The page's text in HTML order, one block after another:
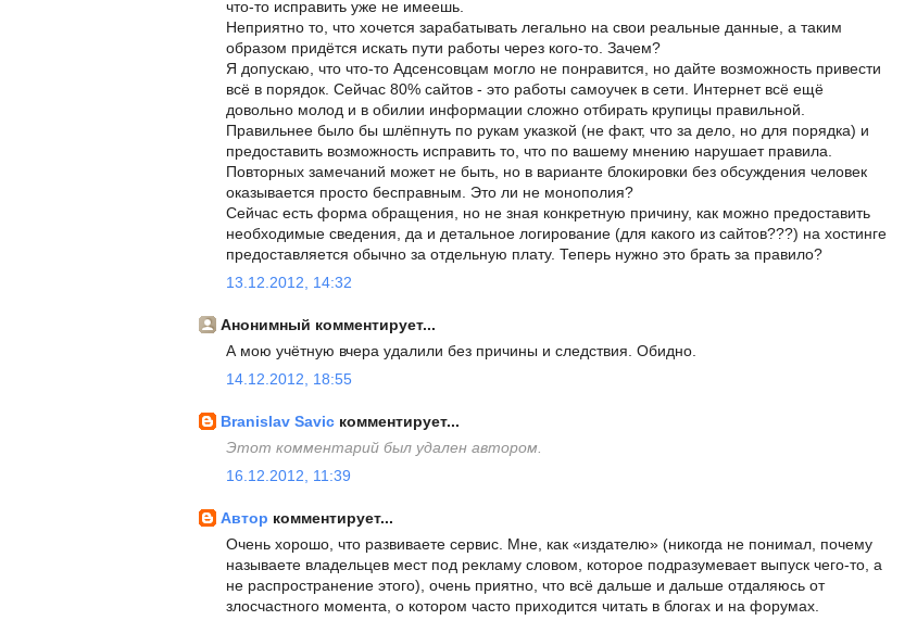
что-то исправить уже не имеешь.
Неприятно то, что хочется зарабатывать легально на свои реальные данные, а таким
образом придётся искать пути работы через кого-то. Зачем?
Я допускаю, что что-то Адсенсовцам могло не понравится, но дайте возможность привести
всё в порядок. Сейчас 80% сайтов - это работы самоучек в сети. Интернет всё ещё
довольно молод и в обилии информации сложно отбирать крупицы правильной.
Правильнее было бы шлёпнуть по рукам указкой (не факт, что за дело, но для порядка) и
предоставить возможность исправить то, что по вашему мнению нарушает правила.
Повторных замечаний может не быть, но в варианте блокировки без обсуждения человек
оказывается просто бесправным. Это ли не монополия?
Сейчас есть форма обращения, но не зная конкретную причину, как можно предоставить
необходимые сведения, да и детальное логирование (для какого из сайтов???) на хостинге
предоставляется обычно за отдельную плату. Теперь нужно это брать за правило?
13.12.2012, 14:32
Анонимный комментирует...
А мою учётную вчера удалили без причины и следствия. Обидно.
14.12.2012, 18:55
Branislav Savic комментирует...
Этот комментарий был удален автором.
16.12.2012, 11:39
Автор комментирует...
Очень хорошо, что развиваете сервис. Мне, как «издателю» (никогда не понимал, почему
называете владельцев мест под рекламу словом, которое подразумевает выпуск чего-то, а
не распространение этого), очень приятно, что всё дальше и дальше отдаляюсь от
злосчастного момента, о котором часто приходится читать в блогах и на форумах.